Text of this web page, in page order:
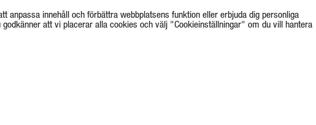
innehåll och förbättra webbplatsens funktion eller erbjuda dig personliga
att vi placerar alla cookies och välj "Cookieinställningar" om du vill hantera